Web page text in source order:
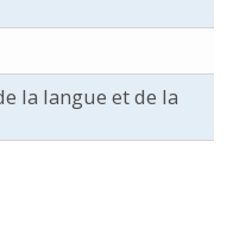
la langue et de la